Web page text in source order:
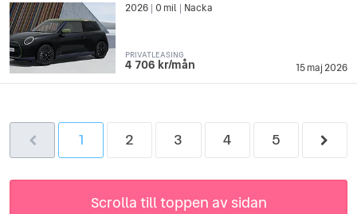
15 maj 2026
2026 0 mil Nacka
PRIVATLEASING
4 706 kr/mån
1 2 3 4 5
Scrolla till toppen av sidan